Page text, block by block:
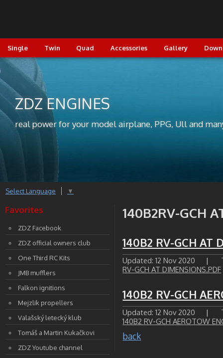
Single Twin Quad Accessories Gallery
ZDZ ENGINES
real power for your model airplane, PPG, Ull and
140B2RV-GCH
140B2 RV-GCH AT
Updated: 12 Nov 2020 |
RV-GCH AT DIMENSIONS.PDF
140B2 RV-GCH
Updated: 12 Nov 2020 |
140B2 RV-GCH AEROTOW
back
Select Language ▼
Favorites
ZDZ Facebook
ZDZ official owners club
One Third RC Kits
JMB mufflers
Falkon ignitions
Mejzlik propellers
Valašský letecký klub
Tomáš a Martin Kukačkovi
ZDZ Youtube channel